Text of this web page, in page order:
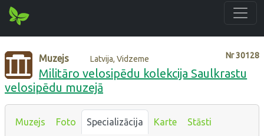
Nr30128
Muzejs Latvija, Vidzeme
Militāro velosipēdu kolekcija Saulkrastu
velosipēdu muzejā
Muzejs Foto Specializācija Karte Stāsti